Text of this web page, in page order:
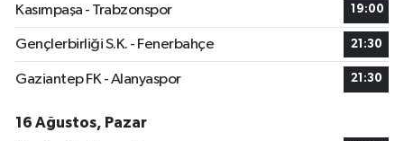
Kasımpaşa - Trabzonspor 19:00
Gençlerbirliği S.K. - Fenerbahçe 21:30
Gaziantep FK - Alanyaspor 21:30
16 Ağustos, Pazar